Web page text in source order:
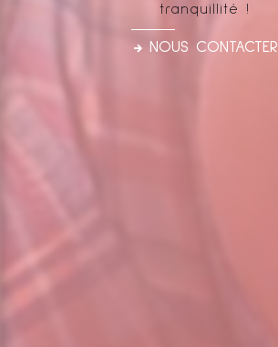
tranquillité !
NOUS CONTACTER